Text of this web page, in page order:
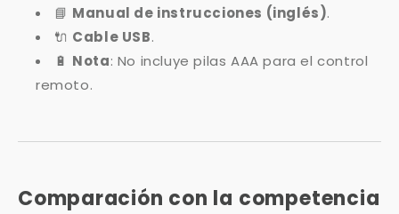
📘 Manual de instrucciones (inglés).
🔌 Cable USB.
🔋 Nota: No incluye pilas AAA para el control
remoto.
Comparación con la competencia